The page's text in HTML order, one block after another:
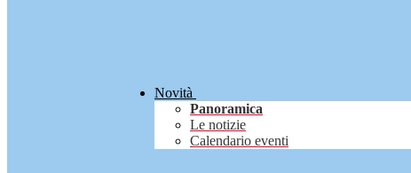
Novità
Panoramica
Le notizie
Calendario eventi